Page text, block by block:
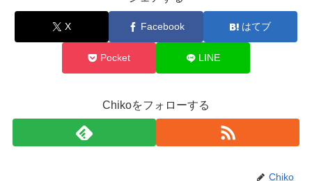
X Facebook はてブ
Pocket LINE
Chikoをフォローする
Chiko